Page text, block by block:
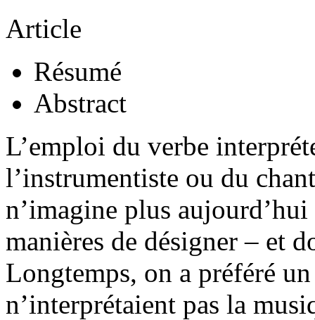
Article
Résumé
Abstract
L’emploi du verbe
l’instrumentiste ou du
n’imagine plus
manières de désigner – et
Longtemps, on a préféré
n’interprétaient pas la